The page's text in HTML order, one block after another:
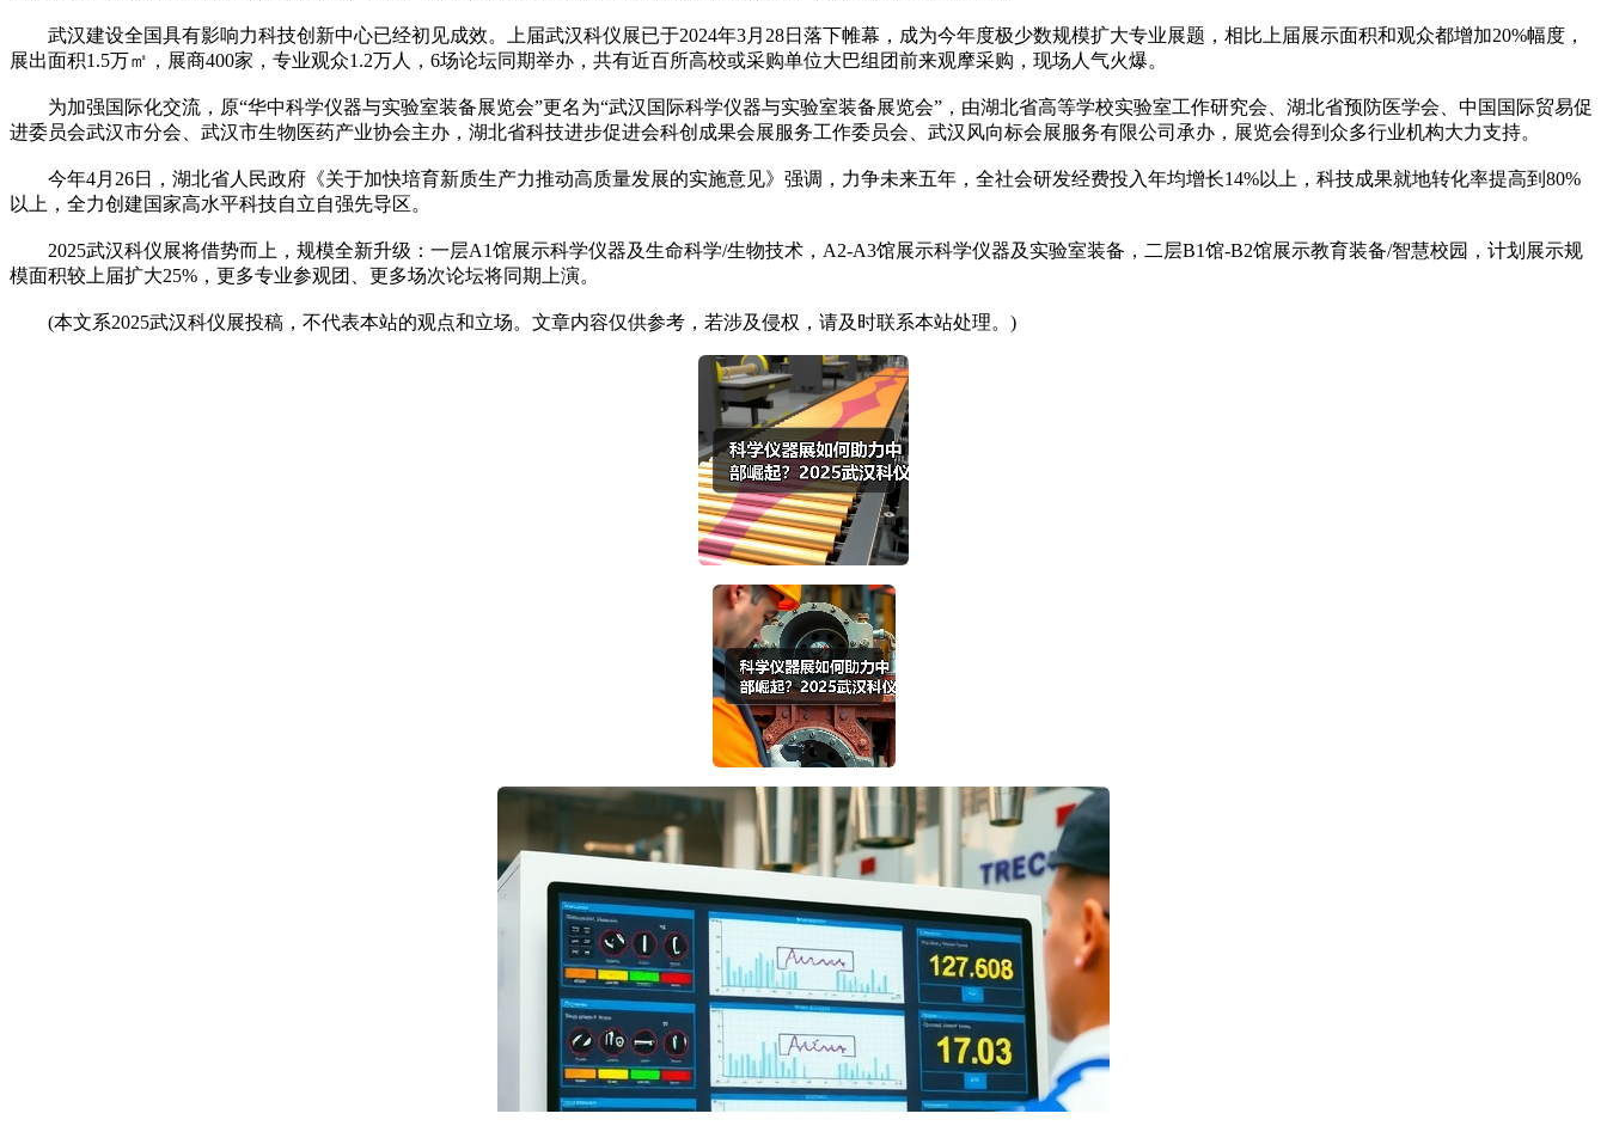
武汉建设全国具有影响力科技创新中心已经初见成效。上届武汉科仪展已于2024年3月28日落下帷幕，成为今年度极少数规模扩大专业展题，相比上届展示面积和观众都增加20%幅度，
展出面积1.5万㎡，展商400家，专业观众1.2万人，6场论坛同期举办，共有近百所高校或采购单位大巴组团前来观摩采购，现场人气火爆。
为加强国际化交流，原“华中科学仪器与实验室装备展览会”更名为“武汉国际科学仪器与实验室装备展览会”，由湖北省高等学校实验室工作研究会、湖北省预防医学会、中国国际贸易促
进委员会武汉市分会、武汉市生物医药产业协会主办，湖北省科技进步促进会科创成果会展服务工作委员会、武汉风向标会展服务有限公司承办，展览会得到众多行业机构大力支持。
今年4月26日，湖北省人民政府《关于加快培育新质生产力推动高质量发展的实施意见》强调，力争未来五年，全社会研发经费投入年均增长14%以上，科技成果就地转化率提高到80%
以上，全力创建国家高水平科技自立自强先导区。
2025武汉科仪展将借势而上，规模全新升级：一层A1馆展示科学仪器及生命科学/生物技术，A2-A3馆展示科学仪器及实验室装备，二层B1馆-B2馆展示教育装备/智慧校园，计划展示规
模面积较上届扩大25%，更多专业参观团、更多场次论坛将同期上演。
(本文系2025武汉科仪展投稿，不代表本站的观点和立场。文章内容仅供参考，若涉及侵权，请及时联系本站处理。)